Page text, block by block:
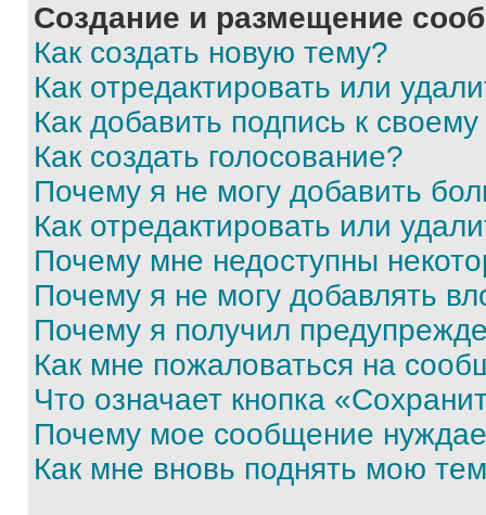
Создание и размещение
Как создать новую тему?
Как отредактировать или
Как добавить подпись к
Как создать голосование?
Почему я не могу добавить
Как отредактировать или
Почему мне недоступны
Почему я не могу добавлять
Почему я получил
Как мне пожаловаться на
Что означает кнопка
Почему мое сообщение
Как мне вновь поднять мою